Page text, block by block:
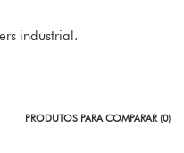
industrial.
PRODUTOS PARA COMPARAR (0)